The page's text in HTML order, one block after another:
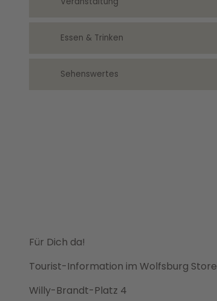
Essen & Trinken
Sehenswertes
Für Dich da!
Tourist-Information im Wolfsburg Store
Willy-Brandt-Platz 4